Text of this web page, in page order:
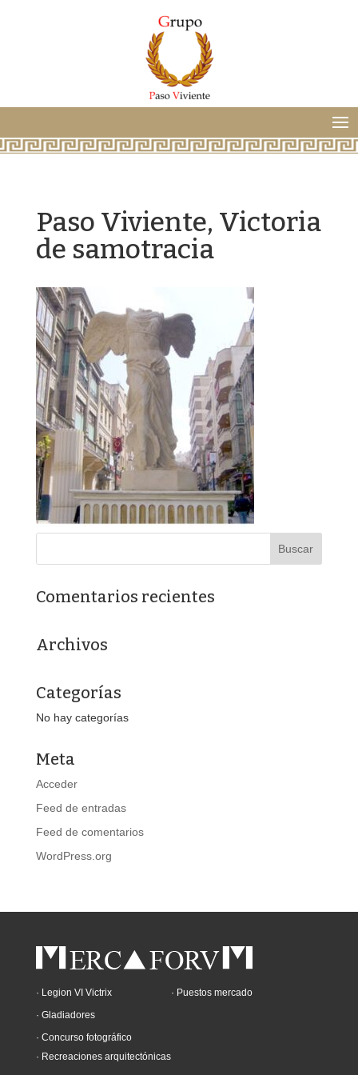
Paso Viviente, Victoria
de samotracia
Comentarios recientes
Archivos
Categorías
No hay categorías
Meta
Acceder
Feed de entradas
Feed de comentarios
WordPress.org
· Legion VI Victrix
· Puestos mercado
· Gladiadores
· Concurso fotográfico
· Recreaciones arquitectónicas